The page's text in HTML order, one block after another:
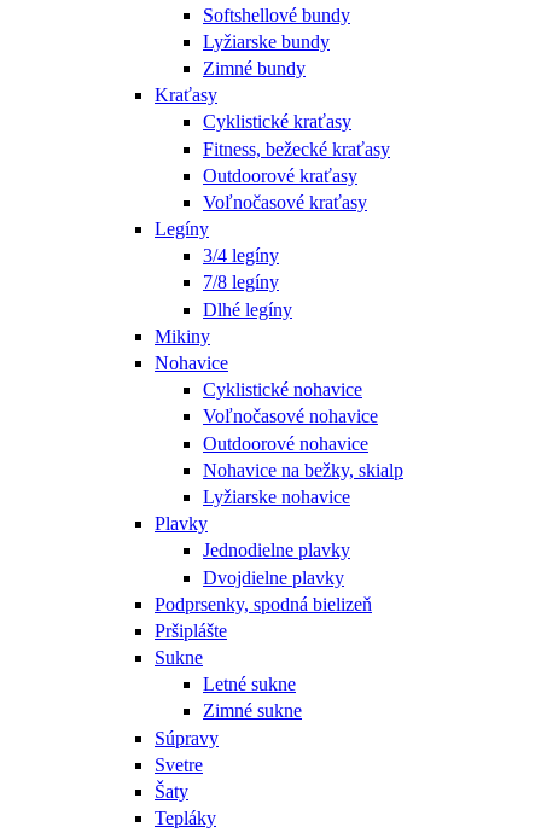
Softshellové bundy
Lyžiarske bundy
Zimné bundy
Kraťasy
Cyklistické kraťasy
Fitness, bežecké kraťasy
Outdoorové kraťasy
Voľnočasové kraťasy
Legíny
3/4 legíny
7/8 legíny
Dlhé legíny
Mikiny
Nohavice
Cyklistické nohavice
Voľnočasové nohavice
Outdoorové nohavice
Nohavice na bežky, skialp
Lyžiarske nohavice
Plavky
Jednodielne plavky
Dvojdielne plavky
Podprsenky, spodná bielizeň
Pršiplášte
Sukne
Letné sukne
Zimné sukne
Súpravy
Svetre
Šaty
Tepláky